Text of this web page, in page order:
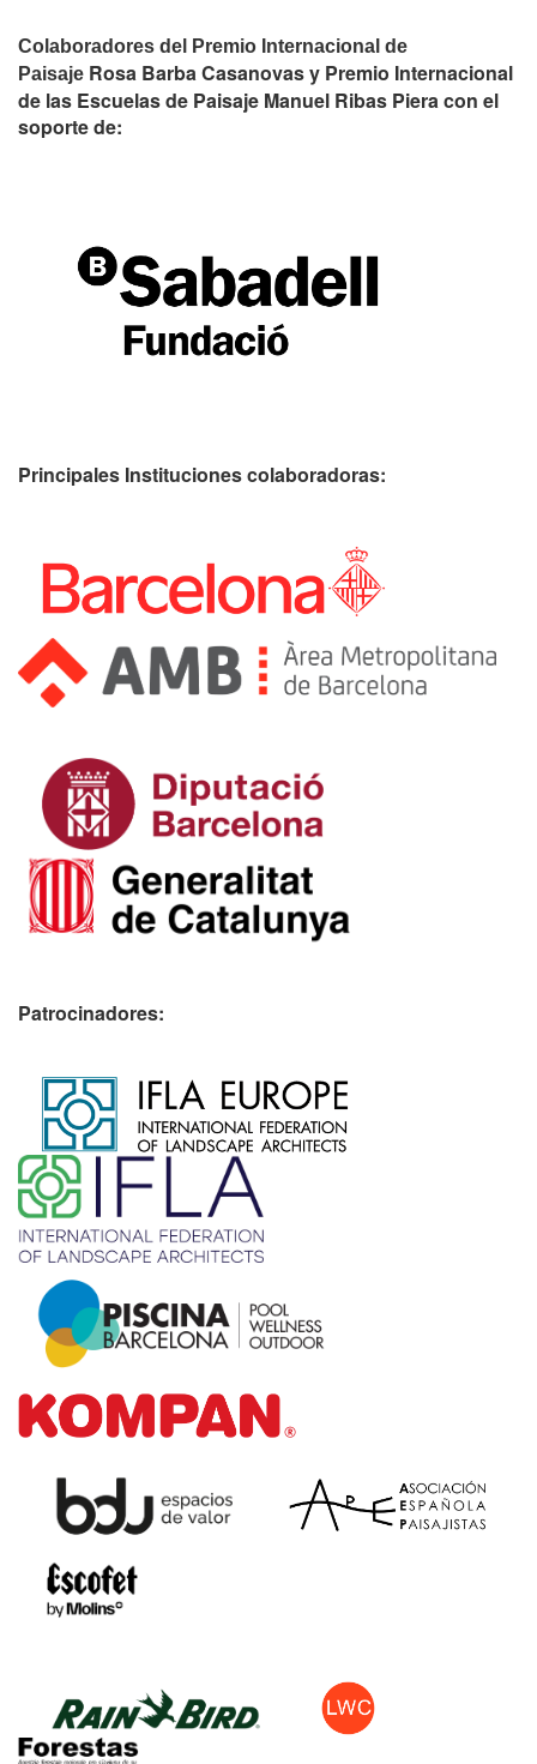
Colaboradores del Premio Internacional de
Paisaje Rosa Barba Casanovas y Premio Internacional
de las Escuelas de Paisaje Manuel Ribas Piera con el
soporte de:
Principales Instituciones colaboradoras:
Patrocinadores: